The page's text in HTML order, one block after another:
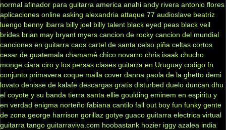
normal afinador para guitarra america anahi andy rivera antonio flores
aplicaciones online asking alexandria attaque 77 audioslave beatriz
luengo benny ibarra billy joel billy talent black eyed peas black veil
brides brian may bryant myers cancion de rocky cancion del mundial
canciones en guitarra caos cartel de santa celso piña celtas cortos
cesar de guatemala chamamé chico novarro chris isaak chucho
monge ciara ciro y los persas clases guitarra en Uruguay codigo fn
conjunto primavera coque malla cover danna paola de la ghetto demi
lovato denisse de kalafe descargas gratis disturbed duelo duncan dhu
el coyote y su banda tierra santa ellie goulding eminem en espiritu y
en verdad enigma norteño fabiana cantilo fall out boy fun funky gente
de zona george harrison gorillaz gotye guaco guitarra electrica virtual
guitarra tango guitarraviva.com hoobastank hozier iggy azalea india